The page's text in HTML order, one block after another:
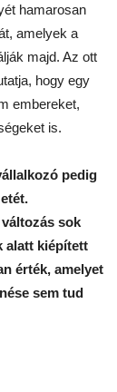
hamarosan
amelyek a
majd. Az ott
hogy egy
embereket,
is.
pedig
sok
alatt kiépített
érték, amelyet
sem tud